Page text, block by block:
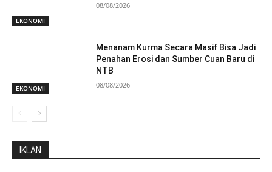
EKONOMI
08/08/2026
EKONOMI
Menanam Kurma Secara Masif Bisa Jadi
Penahan Erosi dan Sumber Cuan Baru di
NTB
08/08/2026
IKLAN